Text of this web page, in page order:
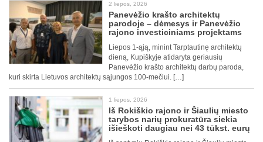
2 liepos, 2026
Panevėžio krašto architektų
parodoje – dėmesys ir Panevėžio
rajono investiciniams projektams
Liepos 1-ąją, minint Tarptautinę architektų
dieną, Kupiškyje atidaryta geriausių
Panevėžio krašto architektų darbų paroda,
kuri skirta Lietuvos architektų sąjungos 100-mečiui. […]
1 liepos, 2026
Iš Rokiškio rajono ir Šiaulių miesto
tarybos narių prokuratūra siekia
išieškoti daugiau nei 43 tūkst. eurų